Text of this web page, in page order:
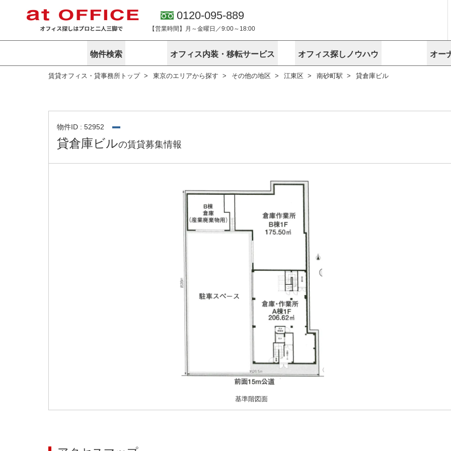
0120-095-889
【営業時間】月～金曜日／9:00～18:00
物件検索
東京
路線から探す
こだわりから探す
賃料相場を参考に探す
地図から探す
居抜き物件特集
神奈川
路線から探す
神奈川のクリニックを探す
埼玉
路線から探す
埼玉のクリニックを探す
路線から探
千葉のクリ
地図から探す
オフィス内装・移転サービス
サービス内容
オフィス探しノウハウ
オフィス探しノウハウ
アットオフィスが選ばれる理由
無料ダウンロード オフィス移転に関するお役立ちコンテンツ
オー
空室に
物件掲載依頼
企業情報
アットレジデンス
賃貸オフィス・貸事務所トップ 東京のエリアから探す その他の地区 江東区 南砂町駅 貸倉庫ビル
物件ID : 52952
貸倉庫ビルの賃貸募集情報
基準階図面